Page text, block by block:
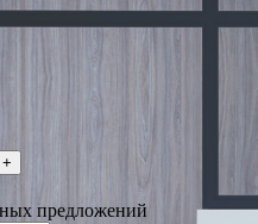
+
предложений